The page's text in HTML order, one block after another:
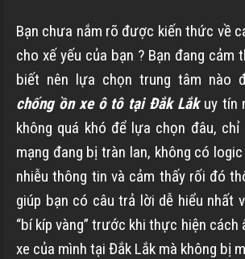
Bạn chưa nắm rõ được kiến thức về
cho xế yếu của bạn ? Bạn đang cảm
biết nên lựa chọn trung tâm nào
chống ồn xe ô tô tại Đắk Lắk uy tín
không quá khó để lựa chọn đâu,
mạng đang bị tràn lan, không có
nhiễu thông tin và cảm thấy rối đó
giúp bạn có câu trả lời dễ hiểu nhất
“bí kíp vàng” trước khi thực hiện cách
xe của mình tại Đắk Lắk mà không bị